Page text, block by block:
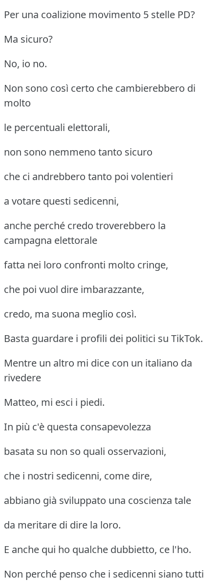
Per una coalizione movimento 5 stelle PD?
Ma sicuro?
No, io no.
Non sono così certo che cambierebbero di
molto
le percentuali elettorali,
non sono nemmeno tanto sicuro
che ci andrebbero tanto poi volentieri
a votare questi sedicenni,
anche perché credo troverebbero la
campagna elettorale
fatta nei loro confronti molto cringe,
che poi vuol dire imbarazzante,
credo, ma suona meglio così.
Basta guardare i profili dei politici su TikTok.
Mentre un altro mi dice con un italiano da
rivedere
Matteo, mi esci i piedi.
In più c'è questa consapevolezza
basata su non so quali osservazioni,
che i nostri sedicenni, come dire,
abbiano già sviluppato una coscienza tale
da meritare di dire la loro.
E anche qui ho qualche dubbietto, ce l'ho.
Non perché penso che i sedicenni siano tutti